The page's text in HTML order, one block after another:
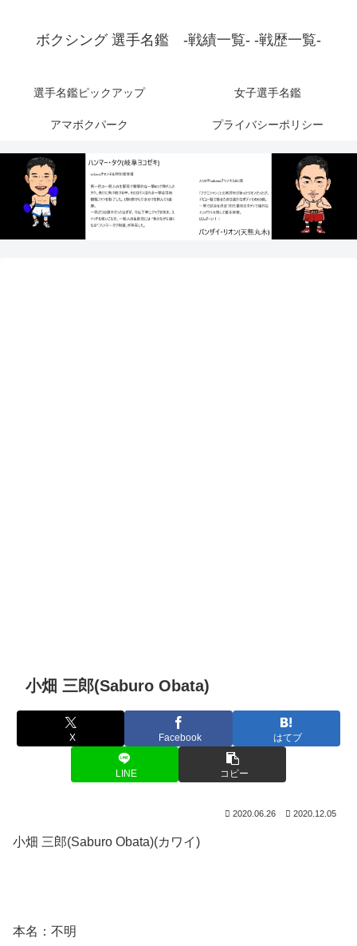
ボクシング 選手名鑑 -戦績一覧- -戦歴一覧-
選手名鑑ピックアップ 女子選手名鑑
アマボクパーク プライバシーポリシー
小畑 三郎(Saburo Obata)
X Facebook はてブ
LINE コピー
2020.06.26 2020.12.05
小畑 三郎(Saburo Obata)(カワイ)
本名：不明